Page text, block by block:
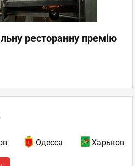
ресторанну премію
Одесса Харьков